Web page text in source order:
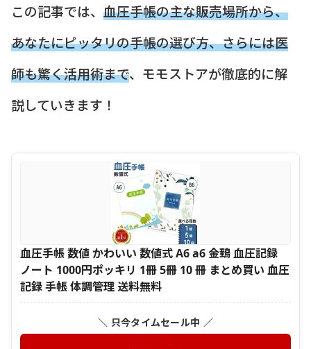
この記事では、 血圧手帳の主な販売場所から、
あなたにピッタリの手帳の選び方、さらには医
師も驚く活用術まで、モモストアが徹底的に解
説していきます！
血圧手帳 数値 かわいい 数値式 A6 a6 金鵄 血圧記録
ノート 1000円ポッキリ 1冊 5冊 10 冊 まとめ買い 血圧
記録 手帳 体調管理 送料無料
＼ 只今タイムセール中 ／